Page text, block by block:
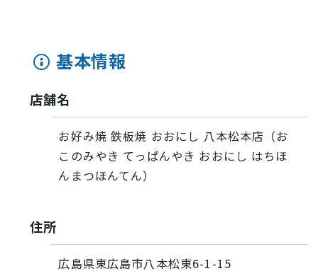
基本情報
店舗名
お好み焼 鉄板焼 おおにし 八本松本店（お
このみやき てっぱんやき おおにし はちほ
んまつほんてん）
住所
広島県東広島市八本松東6-1-15
VISIT Higashihiroshima
(English site)
サイトポリシー
アクセシビリティ